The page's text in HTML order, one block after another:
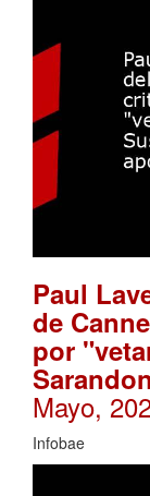
Paul
de
por
Mayo,
Infobae